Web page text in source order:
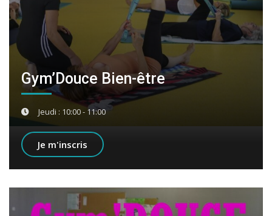
Gym’Douce Bien-être
Jeudi : 10:00 - 11:00
Je m'inscris